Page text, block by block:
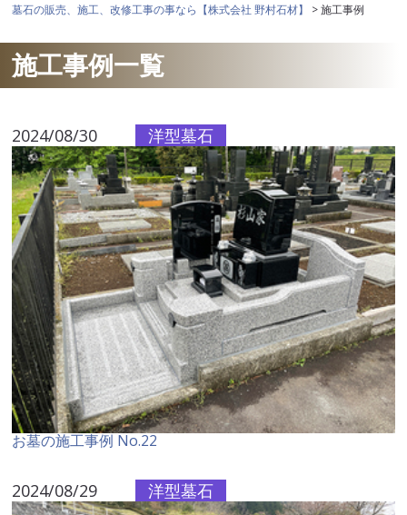
墓石の販売、施工、改修工事の事なら【株式会社 野村石材】 >施工事例
施工事例一覧
2024/08/30 洋型墓石
お墓の施工事例 No.22
2024/08/29 洋型墓石